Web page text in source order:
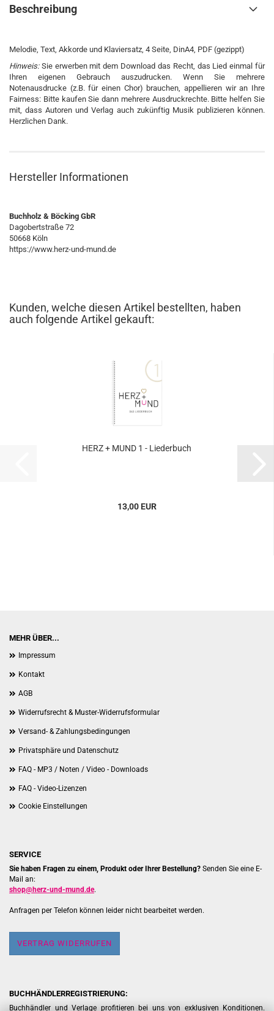
Beschreibung
Melodie, Text, Akkorde und Klaviersatz, 4 Seite, DinA4, PDF (gezippt)
Hinweis:Sie erwerben mit dem Download das Recht, das Lied einmal für
Ihren eigenen Gebrauch auszudrucken. Wenn Sie mehrere
Notenausdrucke (z.B. für einen Chor) brauchen, appellieren wir an Ihre
Fairness: Bitte kaufen Sie dann mehrere Ausdruckrechte. Bitte helfen Sie
mit, dass Autoren und Verlag auch zukünftig Musik publizieren können.
Herzlichen Dank.
Hersteller Informationen
Buchholz & Böcking GbR
Dagobertstraße 72
50668 Köln
https://www.herz-und-mund.de
Kunden, welche diesen Artikel bestellten, haben
auch folgende Artikel gekauft:
HERZ + MUND 1 - Lie­der­buch
13,00 EUR
MEHR ÜBER...
Impressum
Kontakt
AGB
Widerrufsrecht & Muster-Widerrufsformular
Versand- & Zahlungsbedingungen
Privatsphäre und Datenschutz
FAQ - MP3 / Noten / Video - Downloads
FAQ - Video-Lizenzen
Cookie Einstellungen
SERVICE
Sie haben Fragen zu einem, Produkt oder Ihrer Bestellung? Senden Sie eine E-
Mail an:
shop@herz-und-mund.de.
Anfragen per Telefon können leider nicht bearbeitet werden.
VERTRAG WIDERRUFEN
BUCHHÄNDLERREGISTRIERUNG:
Buchhändler und Verlage profitieren bei uns von exklusiven Konditionen.